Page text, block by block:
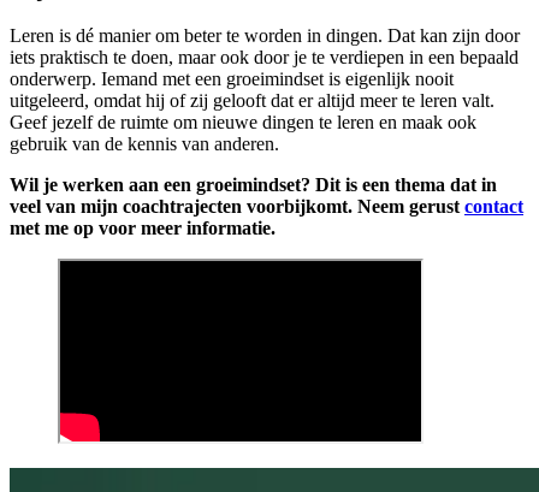
Leren is dé manier om beter te worden in dingen. Dat kan zijn door
iets praktisch te doen, maar ook door je te verdiepen in een bepaald
onderwerp. Iemand met een groeimindset is eigenlijk nooit
uitgeleerd, omdat hij of zij gelooft dat er altijd meer te leren valt.
Geef jezelf de ruimte om nieuwe dingen te leren en maak ook
gebruik van de kennis van anderen.
Wil je werken aan een groeimindset? Dit is een thema dat in
veel van mijn coachtrajecten voorbijkomt. Neem gerust contact
met me op voor meer informatie.